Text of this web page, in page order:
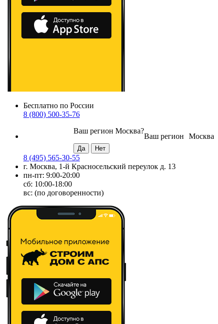
Бесплатно по России
8 (800) 500-35-76
Москва
Ваш регион
Ваш регион Москва?
8 (495) 565-30-55
г. Москва, 1-й Красносельский переулок д. 13
пн-пт: 9:00-20:00
сб: 10:00-18:00
вс: (по договоренности)